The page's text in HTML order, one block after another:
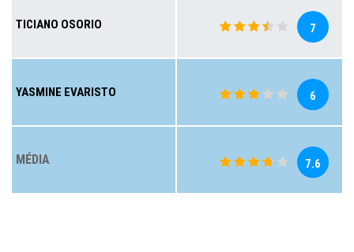
TICIANO OSORIO 7
YASMINE EVARISTO 6
MÉDIA 7.6